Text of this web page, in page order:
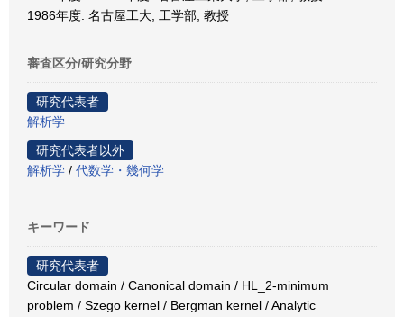
1986年度: 名古屋工大, 工学部, 教授
審査区分/研究分野
研究代表者
解析学
研究代表者以外
解析学 / 代数学・幾何学
キーワード
研究代表者
Circular domain / Canonical domain / HL_2-minimum
problem / Szego kernel / Bergman kernel / Analytic